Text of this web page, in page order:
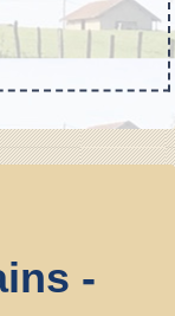
-